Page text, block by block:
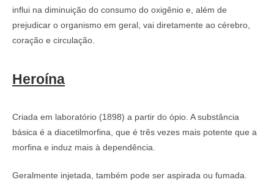
influi na diminuição do consumo do oxigênio e, além de
prejudicar o organismo em geral, vai diretamente ao cérebro,
coração e circulação.
Heroína
Criada em laboratório (1898) a partir do ópio. A substância
básica é a diacetilmorfina, que é três vezes mais potente que a
morfina e induz mais à dependência.
Geralmente injetada, também pode ser aspirada ou fumada.